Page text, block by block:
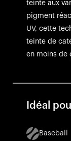
teinte aux
pigment
UV, cette
teinte de
en moins de
Idéal
Baseball